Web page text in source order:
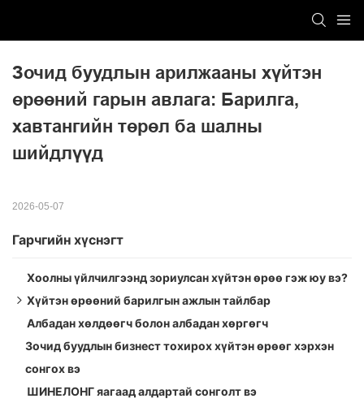
Зочид буудлын арилжааны хүйтэн
өрөөний гарын авлага: Барилга,
хавтангийн төрөл ба шалны
шийдлүүд
2026-05-07
Гарчгийн хүснэгт
Хоолны үйлчилгээнд зориулсан хүйтэн өрөө гэж юу вэ?
Хүйтэн өрөөний барилгын ажлын тайлбар
Хүйтэн өрөөний хавтангийн төрлүүд: Гадаргуугийн
өнгөлгөөний материал
Хүйтэн өрөөний хаалганы төрөл: Нугастай, гулгадаг
болон судалтай хөшиг
Албадан хөлдөөгч болон албадан хөргөгч
Зочид буудлын бизнест тохирох хүйтэн өрөөг хэрхэн
сонгох вэ
ШИНЕЛОНГ яагаад алдартай сонголт вэ